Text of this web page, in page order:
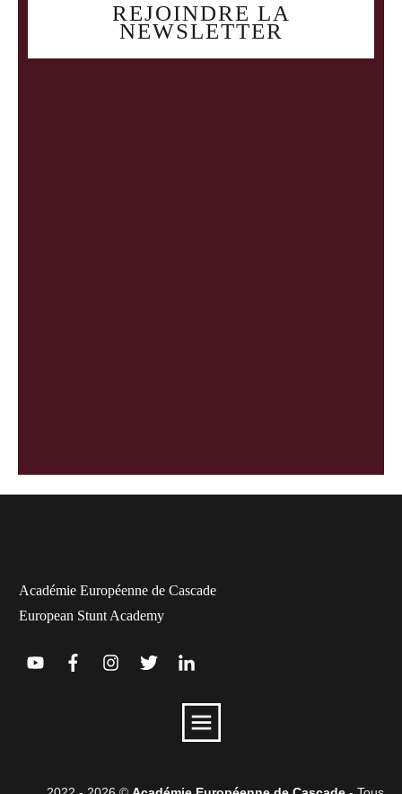
REJOINDRE LA
NEWSLETTER
Académie Européenne de Cascade
European Stunt Academy